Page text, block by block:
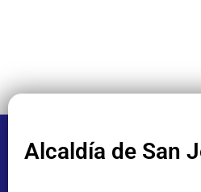
Alcaldía de San